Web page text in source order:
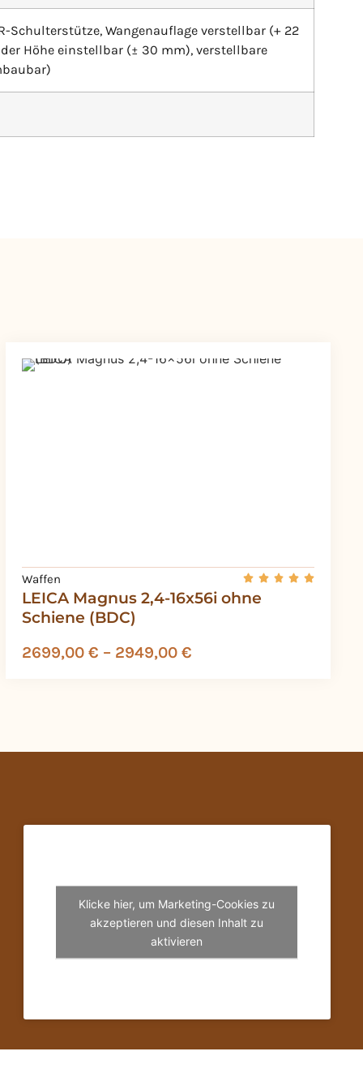
Schulterstütze, Wangenauflage verstellbar (+ 22
Höhe einstellbar (± 30 mm), verstellbare
LEICA Magnus 2,4-16x56i ohne
Schiene (BDC)
Waffen
2699,00 € – 2949,00 €
Klicke hier, um Marketing-Cookies zu
akzeptieren und diesen Inhalt zu
aktivieren